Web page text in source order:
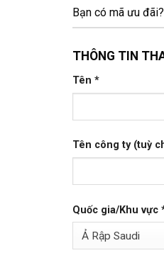
Bạn có mã ưu đãi?
THÔNG TIN
Tên *
Tên công ty (tuỳ
Quốc gia/Khu vực
Ả Rập Saudi